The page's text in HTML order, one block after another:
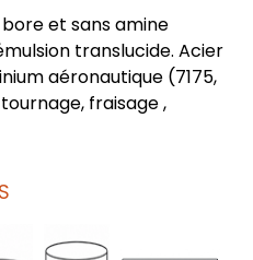
et sans amine
translucide. Acier
aéronautique (7175,
fraisage ,